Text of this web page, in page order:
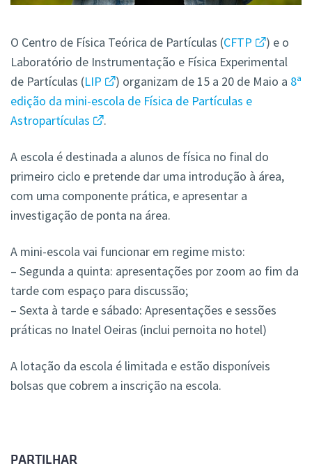
O Centro de Física Teórica de Partículas (CFTP
) e o
Laboratório de Instrumentação e Física Experimental
de Partículas (LIP ) organizam de 15 a 20 de Maio a 8ª
edição da mini-escola de Física de Partículas e
Astropartículas
.
A escola é destinada a alunos de física no final do
primeiro ciclo e pretende dar uma introdução à área,
com uma componente prática, e apresentar a
investigação de ponta na área.
A mini-escola vai funcionar em regime misto:
– Segunda a quinta: apresentações por zoom ao fim da
tarde com espaço para discussão;
– Sexta à tarde e sábado: Apresentações e sessões
práticas no Inatel Oeiras (inclui pernoita no hotel)
A lotação da escola é limitada e estão disponíveis
bolsas que cobrem a inscrição na escola.
PARTILHAR